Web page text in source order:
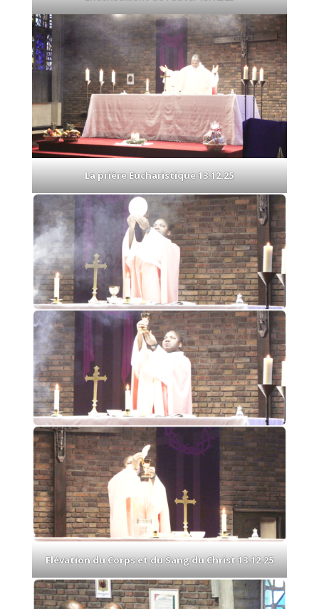
La prière Eucharistique 13.12.25
Elévation du Corps et du Sang du Christ 13.12.25